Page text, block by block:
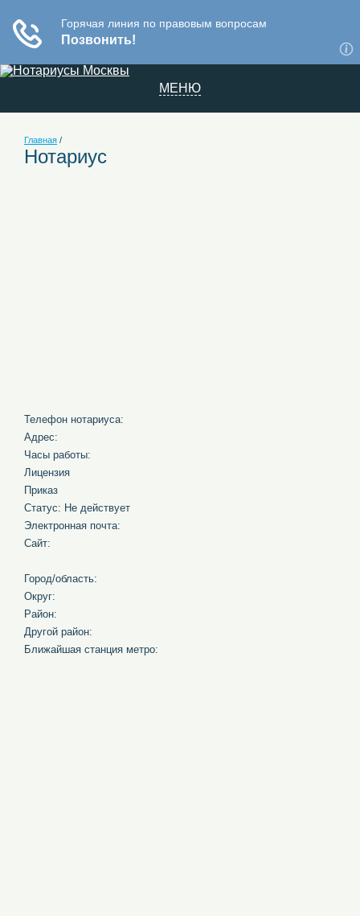
МЕНЮ
Главная /
Нотариус
Телефон нотариуса:
Адрес:
Часы работы:
Лицензия
Приказ
Статус: Не действует
Электронная почта:
Сайт:
Город/область:
Округ:
Район:
Другой район:
Ближайшая станция метро: